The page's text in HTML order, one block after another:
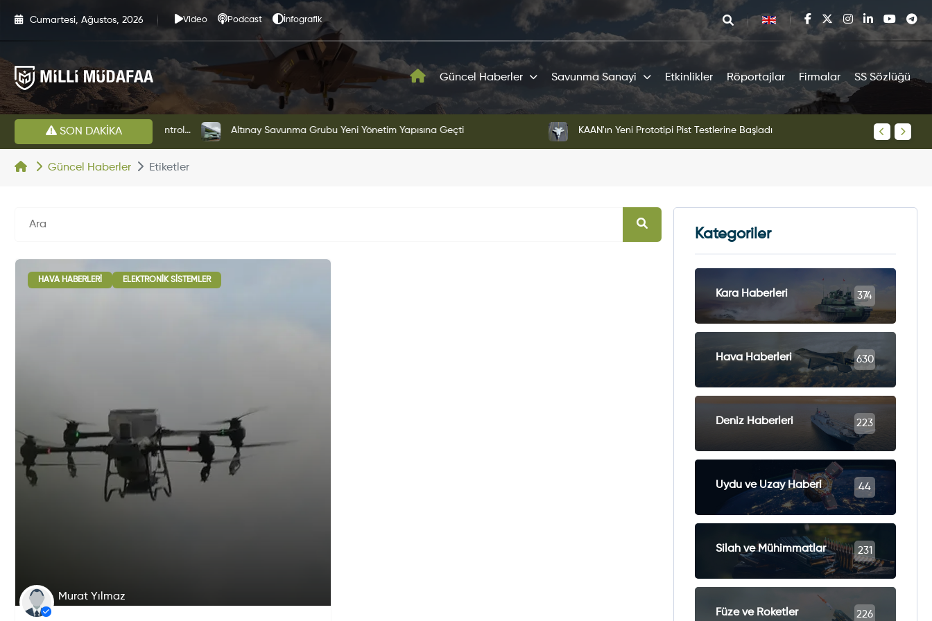
Cumartesi, Ağustos, 2026 Video Podcast İnfografik
Güncel Haberler Savunma Sanayi Etkinlikler Röportajlar Firmalar SS Sözlüğü
SON DAKİKA Altınay Savunma Grubu Yeni Yönetim Yapısına Geçti KAAN'ın Yeni Prototipi Pist Testlerine Başladı KAAN
Güncel Haberler Etiketler
HAVA HABERLERI ELEKTRONIK SISTEMLER
Murat Yılmaz
Kategoriler
Kara Haberleri 374
Hava Haberleri 630
Deniz Haberleri 223
Uydu ve Uzay Haberi 44
Silah ve Mühimmatlar 231
Füze ve Roketler 226